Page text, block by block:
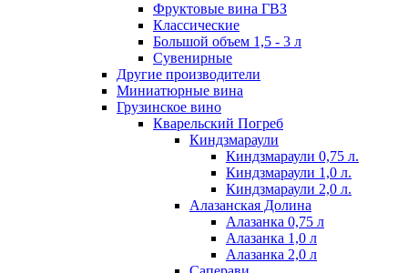
Фруктовые вина ГВЗ
Классические
Большой объем 1,5 - 3 л
Сувенирные
Другие производители
Миниатюрные вина
Грузинское вино
Кварельский Погреб
Киндзмараули
Киндзмараули 0,75 л.
Киндзмараули 1,0 л.
Киндзмараули 2,0 л.
Алазанская Долина
Алазанка 0,75 л
Алазанка 1,0 л
Алазанка 2,0 л